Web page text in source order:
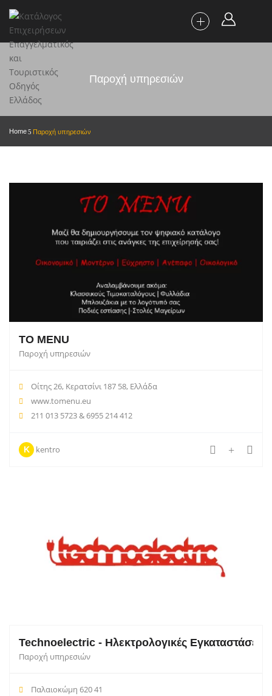
Παροχή υπηρεσιών
Home Παροχή υπηρεσιών
TO MENU
Παροχή υπηρεσιών
Οίτης 26, Κερατσίνι 187 58, Ελλάδα
www.tomenu.eu
211 013 5723 & 6955 214 412
K kentro
Technoelectric - Ηλεκτρολογικές Εγκαταστάσεις
Παροχή υπηρεσιών
Παλαιοκώμη 620 41